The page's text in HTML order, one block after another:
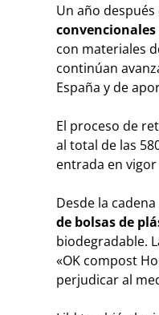
Un año
con materiales
continúan
España y de
El proceso de
al total de las
entrada en
Desde la
de bolsas de
biodegradable.
«OK compost
perjudicar al